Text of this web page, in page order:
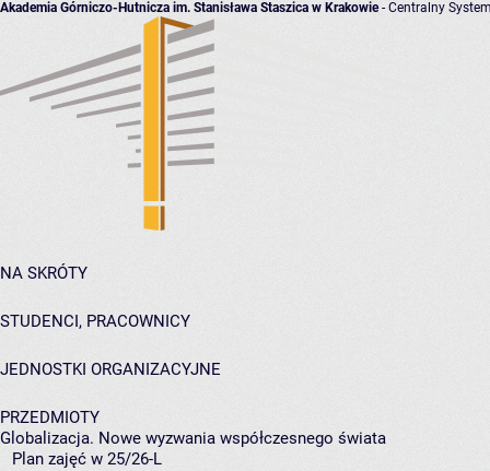
Akademia Górniczo-Hutnicza im. Stanisława Staszica w Krakowie- Centralny
NA SKRÓTY
STUDENCI, PRACOWNICY
JEDNOSTKI ORGANIZACYJNE
PRZEDMIOTY
Globalizacja. Nowe wyzwania współczesnego świata
Plan zajęć w 25/26-L